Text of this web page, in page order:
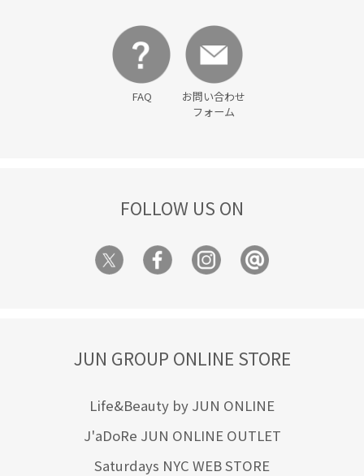
FAQ
お問い合わせ
フォーム
FOLLOW US ON
JUN GROUP ONLINE STORE
Life&Beauty by JUN ONLINE
J'aDoRe JUN ONLINE OUTLET
Saturdays NYC WEB STORE